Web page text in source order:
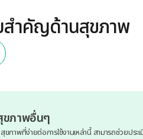
สำคัญด้านสุขภาพ
ขภาพอื่นๆ
ขภาพที่ง่ายต่อการใช้งานเหล่านี้ สามารถช่วยปร